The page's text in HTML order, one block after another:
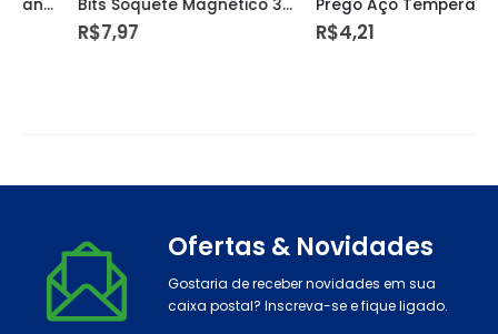
Bits Soquete Magnético 3/8” Cromo Vanádio – Dtools
7,97
Prego Aço Temperado/niquelado 12×12 com Cabeça C/100 Un – Guepar
4,21
Ofertas & Novidades
Gostaria de receber novidades em sua
caixa postal? Inscreva-se e fique ligado.